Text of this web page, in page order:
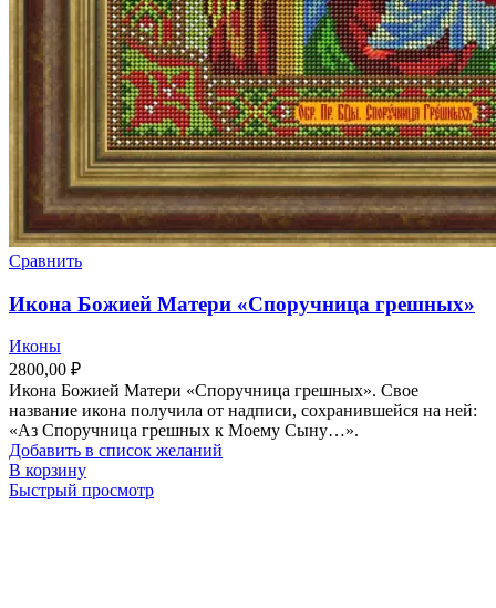
Сравнить
Икона Божией Матери «Споручница грешных»
Иконы
2800,00 ₽
Икона Божией Матери «Споручница грешных». Свое
название икона получила от надписи, сохранившейся на ней:
«Аз Споручница грешных к Моему Сыну…».
Добавить в список желаний
В корзину
Быстрый просмотр